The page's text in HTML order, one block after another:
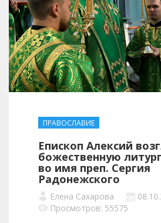
ПРАВОСЛАВИЕ
Епископ Алексий
божественную
во имя преп. Сергия
Радонежского
Елена Сахарова
Просмотров: 55575